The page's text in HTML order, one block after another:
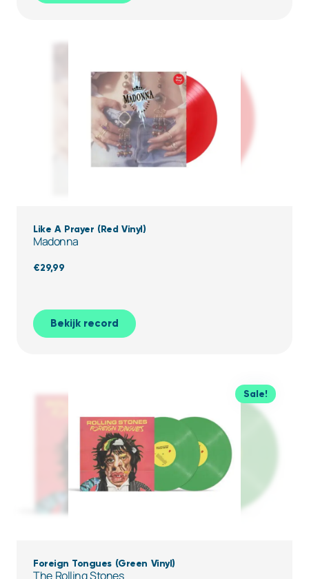
Like A Prayer (Red Vinyl)
Madonna
€29,99
Bekijk record
Sale!
Foreign Tongues (Green Vinyl)
The Rolling Stones